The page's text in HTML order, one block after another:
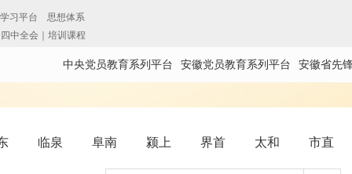
中央党员教育系列平台 安徽党员教育系列平台 安徽省先
临泉 阜南 颍上 界首 太和 市直